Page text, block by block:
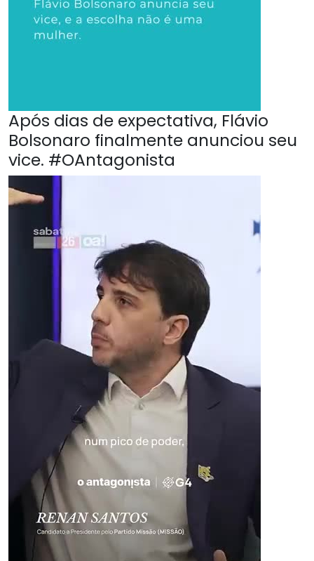
Após dias de expectativa, Flávio
Bolsonaro finalmente anunciou seu
vice. #OAntagonista